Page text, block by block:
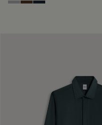
Icy Grey
Earth Brown
Blue Indigo